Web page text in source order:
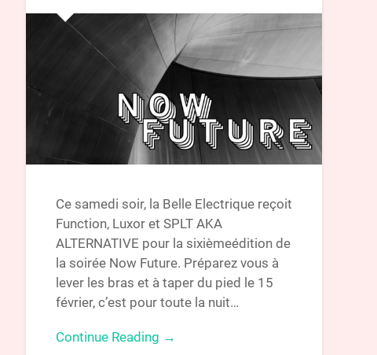
Ce samedi soir, la Belle Electrique reçoit
Function, Luxor et SPLT AKA
ALTERNATIVE pour la sixièmeédition de
la soirée Now Future. Préparez vous à
lever les bras et à taper du pied le 15
février, c’est pour toute la nuit…
Continue Reading →